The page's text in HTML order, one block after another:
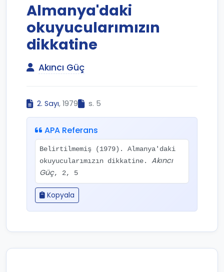
Almanya'daki
okuyucularımızın
dikkatine
Akıncı Güç
2. Sayı, 1979 s. 5
APA Referans
Belirtilmemiş (1979). Almanya'daki
okuyucularımızın dikkatine. Akıncı
Güç, 2, 5
Kopyala